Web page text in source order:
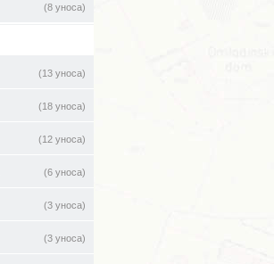
(8 уноса)
(13 уноса)
(18 уноса)
(12 уноса)
(6 уноса)
(3 уноса)
(3 уноса)